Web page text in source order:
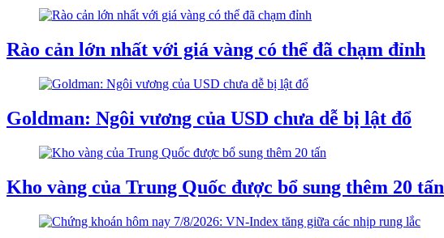
Rào cản lớn nhất với giá vàng có thể đã chạm đỉnh
Goldman: Ngôi vương của USD chưa dễ bị lật đổ
Kho vàng của Trung Quốc được bổ sung thêm 20 tấn